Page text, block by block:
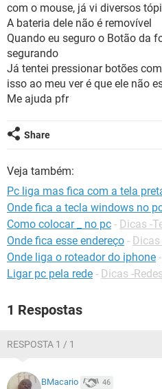
com o mouse, já vi diversos
A bateria dele não é removível
Quando eu seguro o Botão da
segurando
Já tentei pressionar botões
isso ao meu ver é que ele não
Me ajuda pfr
Share
Veja também:
Pc liga mas fica com a tela
Onde fica a tecla windows no
Como colocar _ no pc - Dicas -
Onde fica esse endereço -
Onde liga o roteador do iphone -
Ligar pc pela rede - Dicas -Redes
1 Respostas
RESPOSTA 1 / 1
BMacario 46